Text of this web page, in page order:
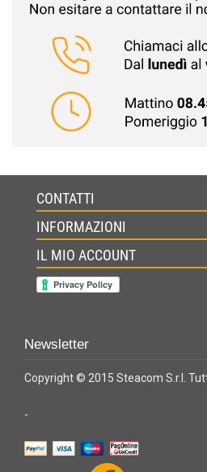
CONTATTI
INFORMAZIONI
IL MIO ACCOUNT
Newsletter
Copyright © 2015 Steacom S.r.l.
-